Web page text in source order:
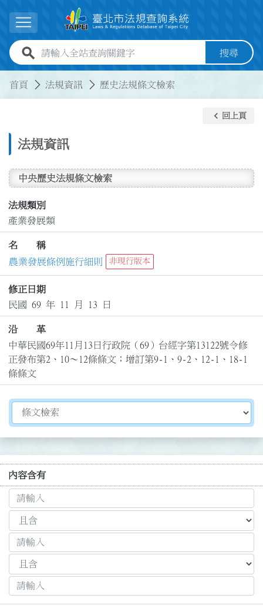
展開選單
全站查詢關鍵字欄位 搜尋
首頁 法規資訊 歷史法規條文檢索
法規資訊
keyboard_arrow_left 回上頁
中央歷史法規條文檢索
法規類別
產業發展類
名 稱
農業發展條例施行細則
非現行版本
修正日期
民國 69 年 11 月 13 日
沿 革
中華民國69年11月13日行政院（69）台經字第13122號令修
正發布第2、10～12條條文；增訂第9-1、9-2、12-1、18-1
條條文
切換選擇法規資訊內容
內容含有